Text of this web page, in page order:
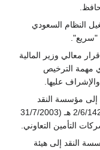
5/1997 م) بدأ تشغيل النظام السعودي
"سريع".
10/1999 م) صدر قرار معالي وزير المالية
مهمة الترخيص
عليها.
مؤسسة النقد
بموجب المرسوم الملكي الصادر بتاريخ 2/6/1424 هـ (31/7/2003
التأمين التعاوني.
النقد إلى هيئة